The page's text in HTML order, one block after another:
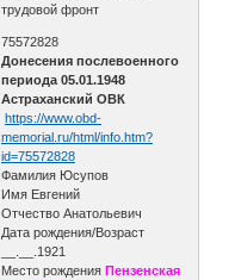
трудовой фронт
75572828
Донесения послевоенного
периода 05.01.1948
Астраханский ОВК
https://www.obd-
memorial.ru/html/info.htm?
id=75572828
Фамилия Юсупов
Имя Евгений
Отчество Анатольевич
Дата рождения/Возраст
__.__.1921
Место рожденияПензенская